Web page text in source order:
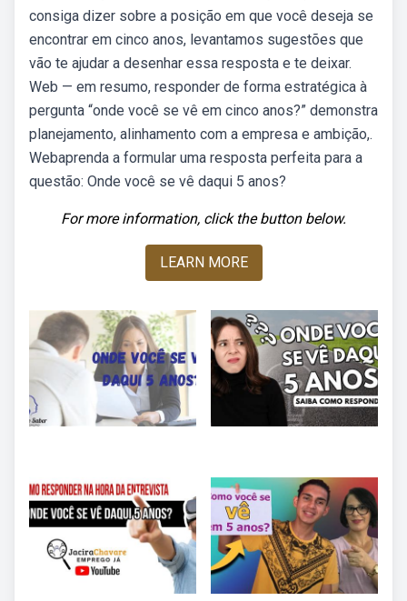
consiga dizer sobre a posição em que você deseja se
encontrar em cinco anos, levantamos sugestões que
vão te ajudar a desenhar essa resposta e te deixar.
Web — em resumo, responder de forma estratégica à
pergunta “onde você se vê em cinco anos?” demonstra
planejamento, alinhamento com a empresa e ambição,.
Webaprenda a formular uma resposta perfeita para a
questão: Onde você se vê daqui 5 anos?
For more information, click the button below.
LEARN MORE